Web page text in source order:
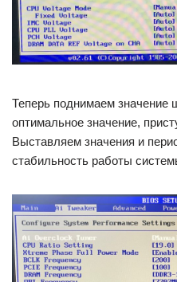
Теперь поднимаем
оптимальное значение,
Выставляем значения и
стабильность работы